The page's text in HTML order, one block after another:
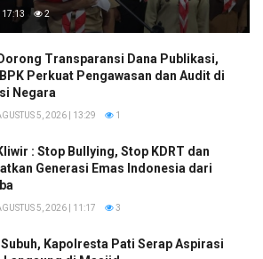
17:13 2
Transparansi Dana Publikasi,
Perkuat Pengawasan dan Audit di
Negara
5, 2026 | 13:29 1
: Stop Bullying, Stop KDRT dan
Generasi Emas Indonesia dari
5, 2026 | 11:17 3
Kapolresta Pati Serap Aspirasi